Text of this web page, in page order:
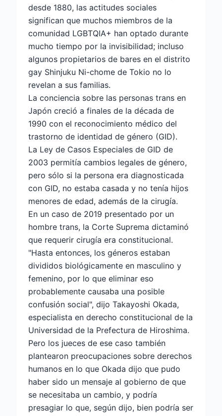
desde 1880, las actitudes sociales
significan que muchos miembros de la
comunidad LGBTQIA+ han optado durante
mucho tiempo por la invisibilidad; incluso
algunos propietarios de bares en el distrito
gay Shinjuku Ni-chome de Tokio no lo
revelan a sus familias.
La conciencia sobre las personas trans en
Japón creció a finales de la década de
1990 con el reconocimiento médico del
trastorno de identidad de género (GID).
La Ley de Casos Especiales de GID de
2003 permitía cambios legales de género,
pero sólo si la persona era diagnosticada
con GID, no estaba casada y no tenía hijos
menores de edad, además de la cirugía.
En un caso de 2019 presentado por un
hombre trans, la Corte Suprema dictaminó
que requerir cirugía era constitucional.
"Hasta entonces, los géneros estaban
divididos biológicamente en masculino y
femenino, por lo que eliminar eso
probablemente causaba una posible
confusión social", dijo Takayoshi Okada,
especialista en derecho constitucional de la
Universidad de la Prefectura de Hiroshima.
Pero los jueces de ese caso también
plantearon preocupaciones sobre derechos
humanos en lo que Okada dijo que pudo
haber sido un mensaje al gobierno de que
se necesitaba un cambio, y podría
presagiar lo que, según dijo, bien podría ser